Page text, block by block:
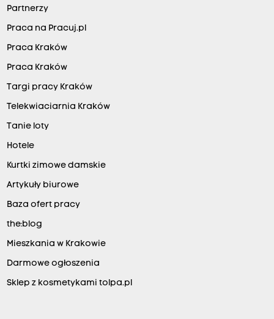
Partnerzy
Praca na Pracuj.pl
Praca Kraków
Praca Kraków
Targi pracy Kraków
Telekwiaciarnia Kraków
Tanie loty
Hotele
Kurtki zimowe damskie
Artykuły biurowe
Baza ofert pracy
the:blog
Mieszkania w Krakowie
Darmowe ogłoszenia
Sklep z kosmetykami tolpa.pl